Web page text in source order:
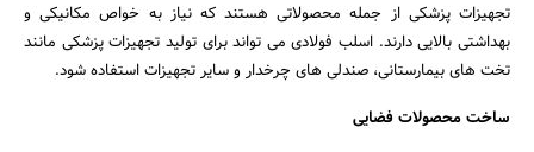
تجهیزات پزشکی از جمله محصولاتی هستند که نیاز به خواص مکانیکی و
بهداشتی بالایی دارند. اسلب فولادی می تواند برای تولید تجهیزات پزشکی مانند
تخت های بیمارستانی، صندلی های چرخدار و سایر تجهیزات استفاده شود.
ساخت محصولات فضایی